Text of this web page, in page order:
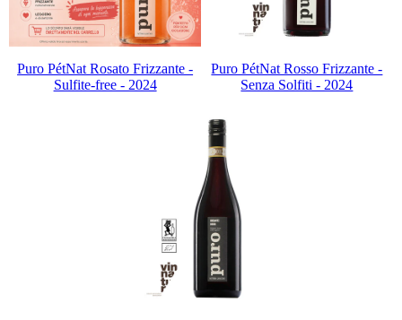
Puro PétNat Rosato Frizzante -
Sulfite-free - 2024
Puro PétNat Rosso Frizzante -
Senza Solfiti - 2024